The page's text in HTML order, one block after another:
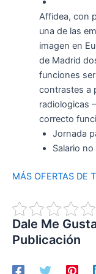
Affidea, con
una de las
imagen en
de Madrid
funciones
contrastes a
radiologicas
correcto
Jornada
Salario
MÁS OFERTAS DE
Dale Me
Publicación